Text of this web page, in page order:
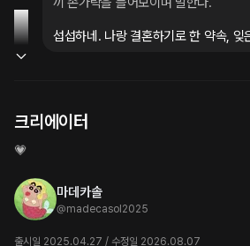
섭섭하네. 나랑 결혼하기로 한 약속, 잊
크리에이터
💗
마데카솔
@madecasol2025
출시일 2025.04.27 / 수정일 2026.08.07